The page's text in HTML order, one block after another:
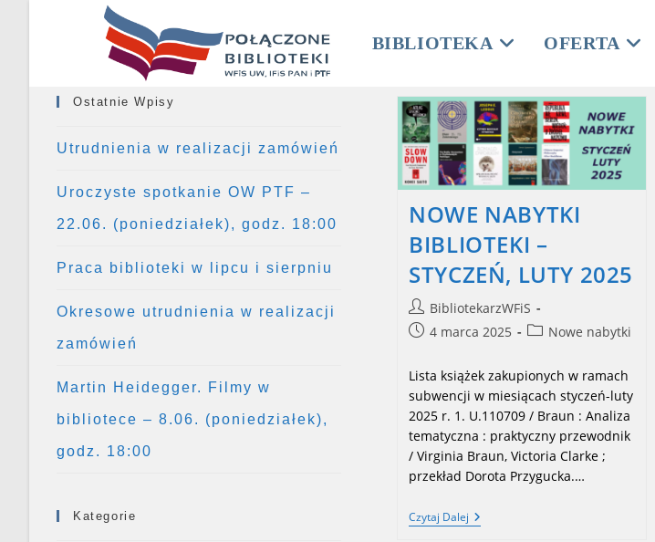
BIBLIOTEKA OFERTA
NOWE NABYTKI
BIBLIOTEKI –
STYCZEŃ, LUTY 2025
Post
author:
BibliotekarzWFiS
Post4 marca 2025
PostNowe nabytki
Lista książek zakupionych w ramach
subwencji w miesiącach styczeń-luty
2025 r. 1. U.110709 / Braun : Analiza
tematyczna : praktyczny przewodnik
/ Virginia Braun, Victoria Clarke ;
przekład Dorota Przygucka.…
Czytaj Dalej NOWE
NABYTKI
Ostatnie Wpisy
Utrudnienia w realizacji zamówień
Uroczyste spotkanie OW PTF –
22.06. (poniedziałek), godz. 18:00
Praca biblioteki w lipcu i sierpniu
Okresowe utrudnienia w realizacji
zamówień
Martin Heidegger. Filmy w
bibliotece – 8.06. (poniedziałek),
godz. 18:00
Kategorie